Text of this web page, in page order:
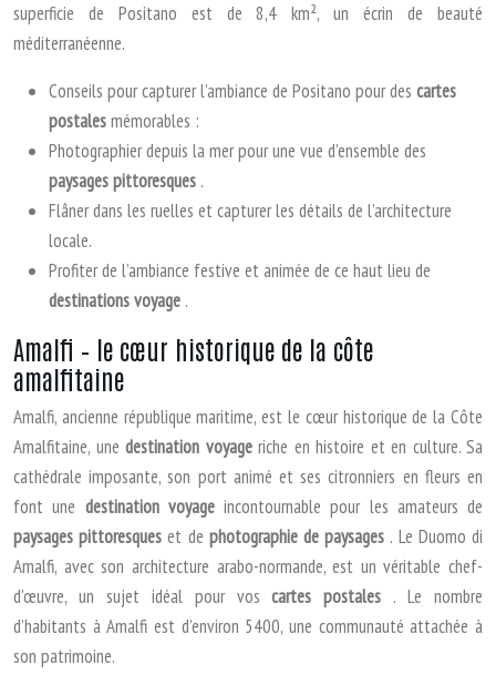
superficie de Positano est de 8,4 km², un écrin de beauté
méditerranéenne.
Conseils pour capturer l’ambiance de Positano pour des cartes
postalesmémorables :
Photographier depuis la mer pour une vue d’ensemble des
paysages pittoresques .
Flâner dans les ruelles et capturer les détails de l’architecture
locale.
Profiter de l’ambiance festive et animée de ce haut lieu de
destinations voyage .
Amalfi – le cœur historique de la côte
amalfitaine
Amalfi, ancienne république maritime, est le cœur historique de la Côte
Amalfitaine, une destination voyage riche en histoire et en culture. Sa
cathédrale imposante, son port animé et ses citronniers en fleurs en
font une destination voyage incontournable pour les amateurs de
paysages pittoresqueset de photographie de paysages . Le Duomo di
Amalfi, avec son architecture arabo-normande, est un véritable chef-
d’œuvre, un sujet idéal pour voscartes postales . Le nombre
d’habitants à Amalfi est d’environ 5400, une communauté attachée à
son patrimoine.